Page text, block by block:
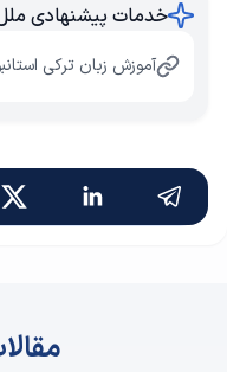
خدمات پیشنهادی
آموزش زبان ترکی